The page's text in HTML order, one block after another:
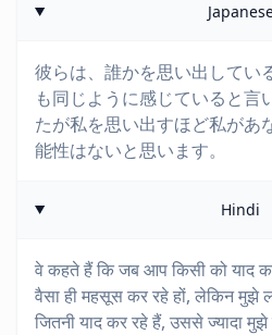
彼らは、誰かを思い出してい
も同じように感じていると言
たが私を思い出すほど私があ
能性はないと思います。
Hindi
वे कहते हैं कि जब आप किसी को याद
वैसा ही महसूस कर रहे हों, लेकिन
जितनी याद कर रहे हैं, उससे ज्यादा